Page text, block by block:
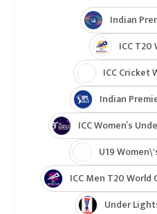
Indian
ICC T20
ICC Cricket
Indian
ICC Women’s
U19
ICC Men T20 World
Under